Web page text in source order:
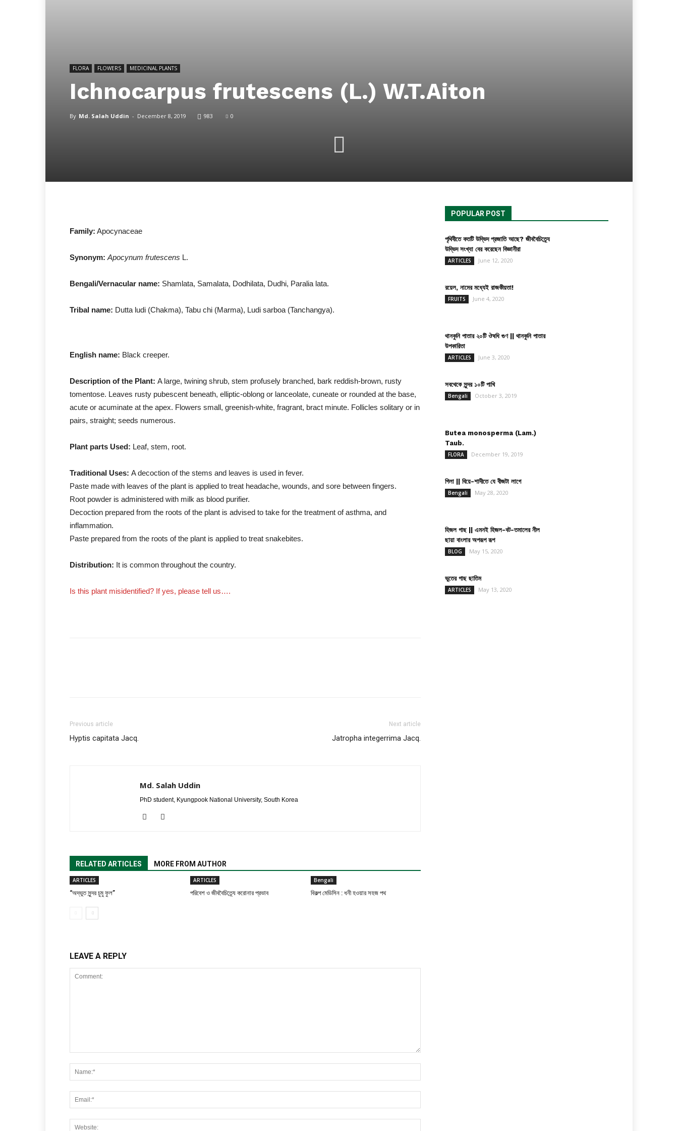
FLORA FLOWERS MEDICINAL PLANTS
Ichnocarpus frutescens (L.) W.T.Aiton
By Md. Salah Uddin - December 8, 2019 983 0
Family: Apocynaceae
Synonym: Apocynum frutescens L.
Bengali/Vernacular name: Shamlata, Samalata, Dodhilata, Dudhi, Paralia lata.
Tribal name: Dutta ludi (Chakma), Tabu chi (Marma), Ludi sarboa (Tanchangya).
English name: Black creeper.
Description of the Plant: A large, twining shrub, stem profusely branched, bark reddish-brown, rusty
tomentose. Leaves rusty pubescent beneath, elliptic-oblong or lanceolate, cuneate or rounded at the base,
acute or acuminate at the apex. Flowers small, greenish-white, fragrant, bract minute. Follicles solitary or in
pairs, straight; seeds numerous.
Plant parts Used: Leaf, stem, root.
Traditional Uses: A decoction of the stems and leaves is used in fever.
Paste made with leaves of the plant is applied to treat headache, wounds, and sore between fingers.
Root powder is administered with milk as blood purifier.
Decoction prepared from the roots of the plant is advised to take for the treatment of asthma, and
inflammation.
Paste prepared from the roots of the plant is applied to treat snakebites.
Distribution: It is common throughout the country.
Is this plant misidentified? If yes, please tell us….
Previous article
Hyptis capitata Jacq.
Next article
Jatropha integerrima Jacq.
Md. Salah Uddin
PhD student, Kyungpook National University, South Korea
RELATED ARTICLES MORE FROM AUTHOR
ARTICLES
“অদ্ভুত সুন্দর চুমু ফুল”
ARTICLES
পরিবেশ ও জীববৈচিত্র্যে করোনার প্রভাব
Bengali
বিকল্প মেডিসিন : ধনী হওয়ার সহজ পথ
LEAVE A REPLY
POPULAR POST
পৃথিবীতে কতটি উদ্ভিদ প্রজাতি আছে? জীববৈচিত্র্যে
উদ্ভিদ সংখ্যা বের করেছেন বিজ্ঞানীরা
ARTICLES June 12, 2020
রয়েল, নামের মধ্যেই রাজকীয়তা!
FRUITS June 4, 2020
থানকুনি পাতার ২০টি ঔষধি গুণ || থানকুনি পাতার
উপকারিতা
ARTICLES June 3, 2020
সবথেকে সুন্দর ১০টি পাখি
Bengali October 3, 2019
Butea monosperma (Lam.)
Taub.
FLORA December 19, 2019
গিলা || বিয়ে-শাদীতে যে বীজটা লাগে
Bengali May 28, 2020
হিজল গাছ || এমনই হিজল-বট-তমালের নীল
ছায়া বাংলার অপরূপ রূপ
BLOG May 15, 2020
ভুতের গাছ ছাতিম
ARTICLES May 13, 2020